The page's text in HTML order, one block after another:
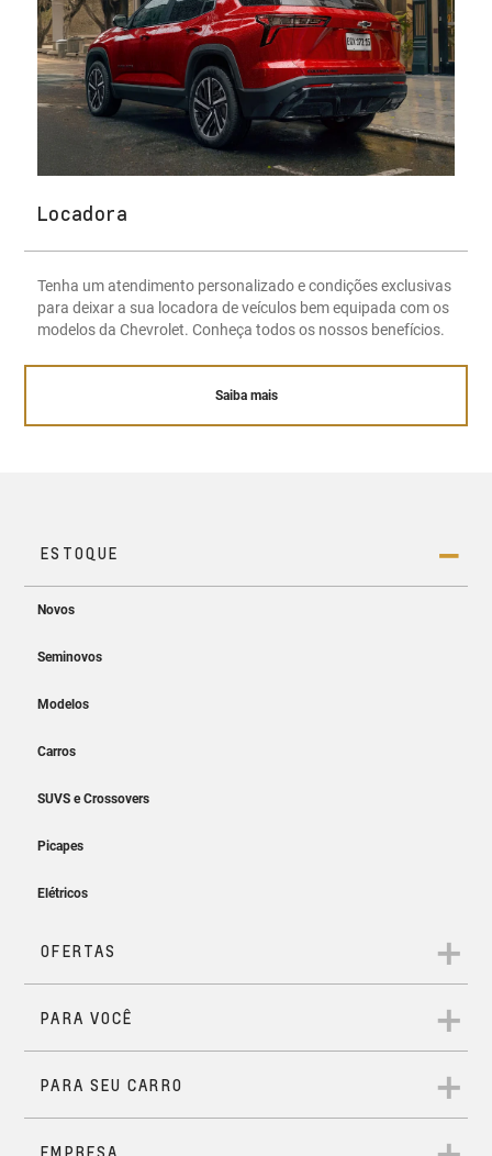
Locadora
Tenha um atendimento personalizado e condições exclusivas
para deixar a sua locadora de veículos bem equipada com os
modelos da Chevrolet. Conheça todos os nossos benefícios.
Saiba mais